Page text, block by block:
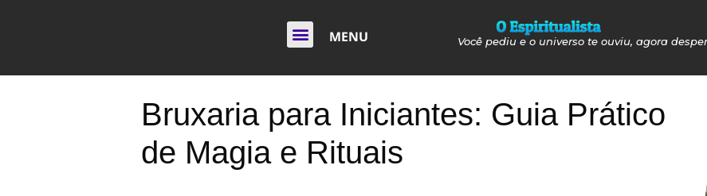
MENU Você pediu e o universo te ouviu, agora
Bruxaria para Iniciantes: Guia Prático
de Magia e Rituais